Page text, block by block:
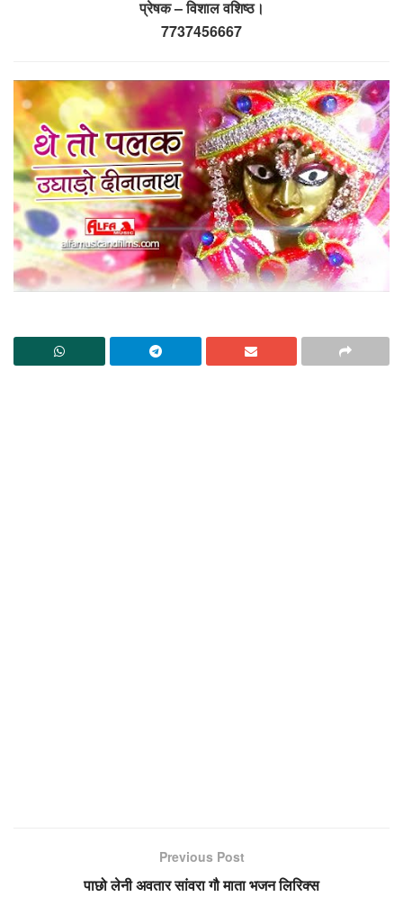
प्रेषक – विशाल वशिष्ठ।
7737456667
Previous Post
पाछो लेनी अवतार सांवरा गौ माता भजन लिरिक्स